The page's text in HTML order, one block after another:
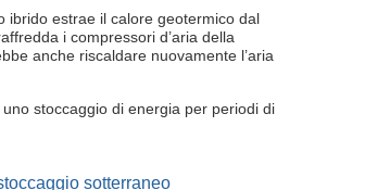
ibrido estrae il calore geotermico dal
i compressori d’aria della
anche riscaldare nuovamente l’aria
stoccaggio di energia per periodi di
sotterraneo